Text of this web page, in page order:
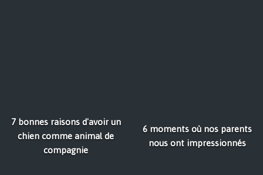
7 bonnes raisons d'avoir un
chien comme animal de
compagnie
6 moments où nos parents
nous ont impressionnés